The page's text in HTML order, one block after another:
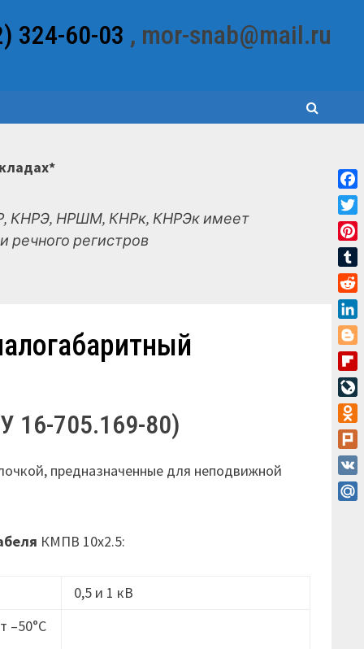
324-60-03 , mor-snab@mail.ru
КНРЭ, НРШМ, КНРк, КНРЭк имеет
речного регистров
16-705.169-80)
предназначенные для неподвижной
КМПВ 10х2.5:
0,5 и 1 кВ
–50°C
VK